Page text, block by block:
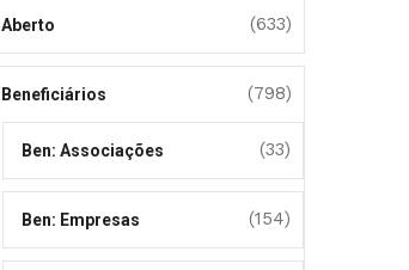
Aberto (633)
Beneficiários (798)
Ben: Associações (33)
Ben: Empresas (154)